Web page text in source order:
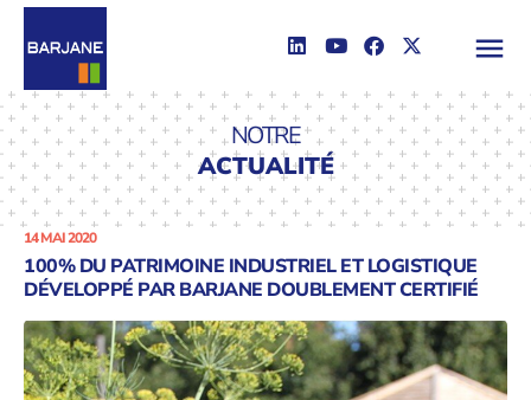
NOTRE
ACTUALITÉ
14 MAI 2020
100% DU PATRIMOINE INDUSTRIEL ET LOGISTIQUE
DÉVELOPPÉ PAR BARJANE DOUBLEMENT CERTIFIÉ